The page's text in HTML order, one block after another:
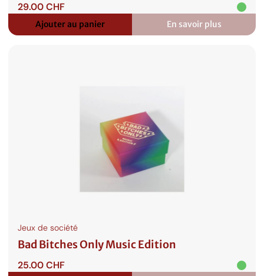
29.00CHF
Ajouter au panier En savoir plus
:
Super
Jeux de société
Bad Bitches Only Music Edition
25.00CHF